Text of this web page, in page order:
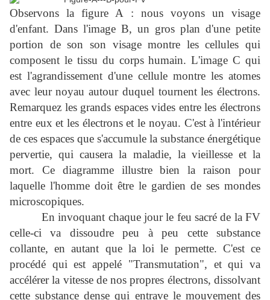
Observons la figure A : nous voyons un visage
d'enfant. Dans l'image B, un gros plan d'une petite
portion de son son visage montre les cellules qui
composent le tissu du corps humain. L'image C qui
est l'agrandissement d'une cellule montre les atomes
avec leur noyau autour duquel tournent les électrons.
Remarquez les grands espaces vides entre les électrons
entre eux et les électrons et le noyau. C'est à l'intérieur
de ces espaces que s'accumule la substance énergétique
pervertie, qui causera la maladie, la vieillesse et la
mort. Ce diagramme illustre bien la raison pour
laquelle l'homme doit être le gardien de ses mondes
microscopiques.
En invoquant chaque jour le feu sacré de la FV
celle-ci va dissoudre peu à peu cette substance
collante, en autant que la loi le permette. C'est ce
procédé qui est appelé "Transmutation", et qui va
accélérer la vitesse de nos propres électrons, dissolvant
cette substance dense qui entrave le mouvement des